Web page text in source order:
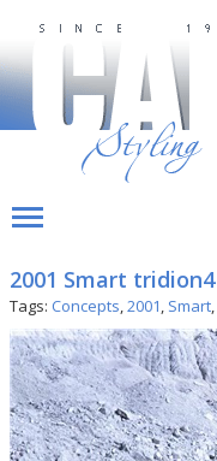
2001 Smart tridion4
Tags: Concepts,2001, Smart,